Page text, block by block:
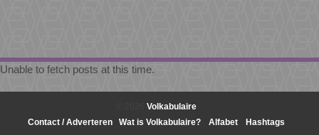
Unable to fetch posts at this time.
Volkabulaire
Contact / Adverteren
Wat is Volkabulaire? Alfabet Hashtags